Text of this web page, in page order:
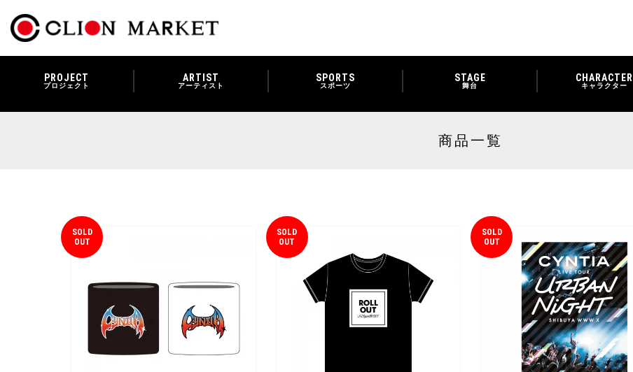
PROJECT
プロジェクト
ARTIST
アーティスト
SPORTS
スポーツ
STAGE
舞台
CHARACTER
キャラクター
商品一覧
SOLD
OUT
SOLD
OUT
SOLD
OUT